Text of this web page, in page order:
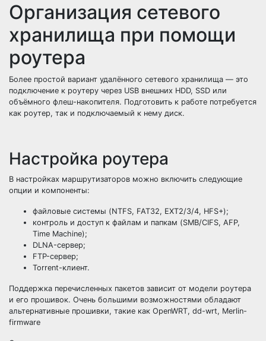
Организация сетевого
хранилища при помощи
роутера
Более простой вариант удалённого сетевого хранилища — это
подключение к роутеру через USB внешних HDD, SSD или
объёмного флеш-накопителя. Подготовить к работе потребуется
как роутер, так и подключаемый к нему диск.
Настройка роутера
В настройках маршрутизаторов можно включить следующие
опции и компоненты:
файловые системы (NTFS, FAT32, EXT2/3/4, HFS+);
контроль и доступ к файлам и папкам (SMB/CIFS, AFP,
Time Machine);
DLNA-сервер;
FTP-сервер;
Torrent-клиент.
Поддержка перечисленных пакетов зависит от модели роутера
и его прошивок. Очень большими возможностями обладают
альтернативные прошивки, такие как OpenWRT, dd-wrt, Merlin-
firmware